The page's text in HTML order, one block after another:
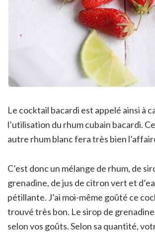
Le cocktail bacardi est appelé ainsi à
l’utilisation du rhum cubain bacardi.
autre rhum blanc fera très bien
C’est donc un mélange de rhum, de
grenadine, de jus de citron vert et
pétillante. J’ai moi-même goûté ce
trouvé très bon. Le sirop de
selon vos goûts. Selon sa quantité,